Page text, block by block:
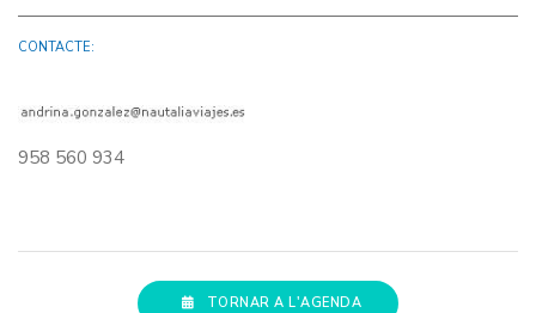
CONTACTE:
958 560 934
TORNAR A L'AGENDA